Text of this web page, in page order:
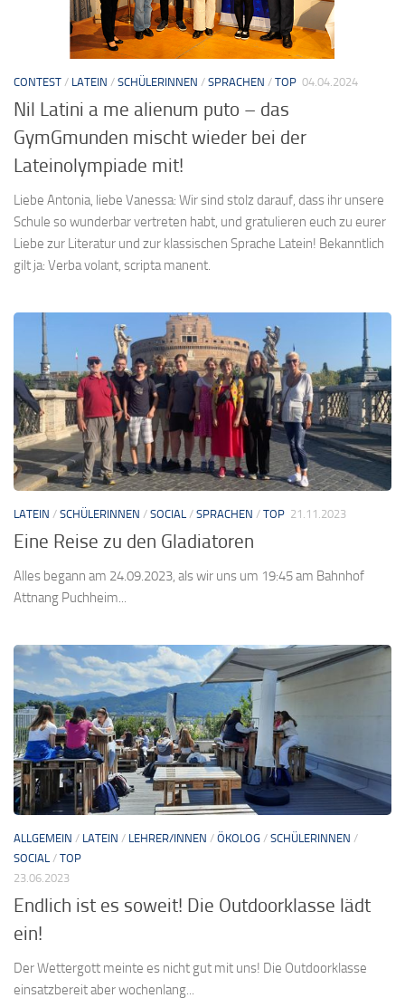
CONTEST / LATEIN / SCHÜLERINNEN / SPRACHEN / TOP 04.04.2024
Nil Latini a me alienum puto – das
GymGmunden mischt wieder bei der
Lateinolympiade mit!
Liebe Antonia, liebe Vanessa: Wir sind stolz darauf, dass ihr unsere
Schule so wunderbar vertreten habt, und gratulieren euch zu eurer
Liebe zur Literatur und zur klassischen Sprache Latein! Bekanntlich
gilt ja: Verba volant, scripta manent.
LATEIN / SCHÜLERINNEN / SOCIAL / SPRACHEN / TOP 21.11.2023
Eine Reise zu den Gladiatoren
Alles begann am 24.09.2023, als wir uns um 19:45 am Bahnhof
Attnang Puchheim...
ALLGEMEIN / LATEIN / LEHRER/INNEN / ÖKOLOG / SCHÜLERINNEN /
SOCIAL / TOP
23.06.2023
Endlich ist es soweit! Die Outdoorklasse lädt
ein!
Der Wettergott meinte es nicht gut mit uns! Die Outdoorklasse
einsatzbereit aber wochenlang...